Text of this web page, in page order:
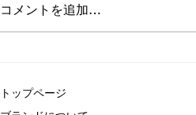
が「ベストアイテム2023」
コメントを追加…
トップページ